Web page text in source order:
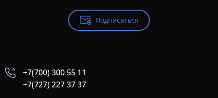
Подписаться
+7(700) 300 55 11
+7(727) 227 37 37